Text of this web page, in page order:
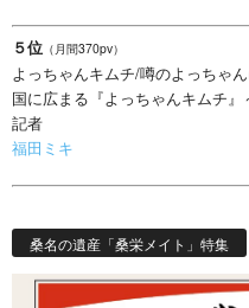
５位 （月間370pv）
よっちゃんキムチ/噂のよっちゃ
国に広まる『よっちゃんキムチ
記者
福田ミキ
桑名の遺産「桑栄メイト」特集